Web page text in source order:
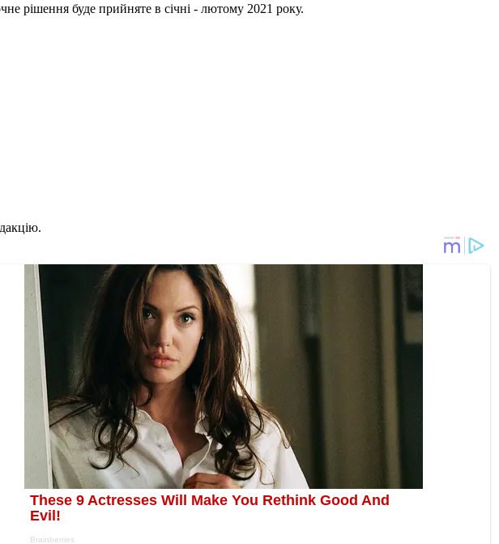
рішення буде прийняте в січні - лютому 2021 року.